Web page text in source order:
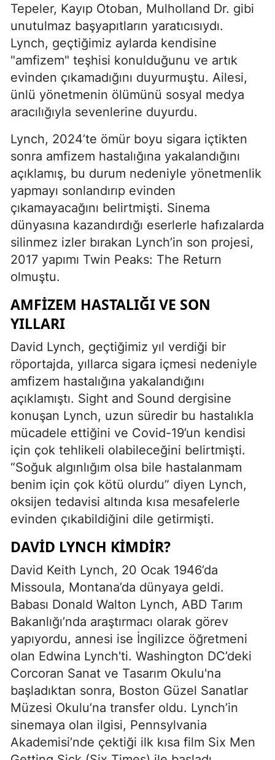
Tepeler, Kayıp Otoban, Mulholland Dr. gibi
unutulmaz başyapıtların yaratıcısıydı.
Lynch, geçtiğimiz aylarda kendisine
"amfizem" teşhisi konulduğunu ve artık
evinden çıkamadığını duyurmuştu. Ailesi,
ünlü yönetmenin ölümünü sosyal medya
aracılığıyla sevenlerine duyurdu.
Lynch, 2024’te ömür boyu sigara içtikten
sonra amfizem hastalığına yakalandığını
açıklamış, bu durum nedeniyle yönetmenlik
yapmayı sonlandırıp evinden
çıkamayacağını belirtmişti. Sinema
dünyasına kazandırdığı eserlerle hafızalarda
silinmez izler bırakan Lynch’in son projesi,
2017 yapımı Twin Peaks: The Return
olmuştu.
AMFIZEM HASTALIĞI VE SON
YILLARI
David Lynch, geçtiğimiz yıl verdiği bir
röportajda, yıllarca sigara içmesi nedeniyle
amfizem hastalığına yakalandığını
açıklamıştı. Sight and Sound dergisine
konuşan Lynch, uzun süredir bu hastalıkla
mücadele ettiğini ve Covid-19’un kendisi
için çok tehlikeli olabileceğini belirtmişti.
“Soğuk algınlığım olsa bile hastalanmam
benim için çok kötü olurdu” diyen Lynch,
oksijen tedavisi altında kısa mesafelerle
evinden çıkabildiğini dile getirmişti.
DAVID LYNCH KIMDIR?
David Keith Lynch, 20 Ocak 1946’da
Missoula, Montana’da dünyaya geldi.
Babası Donald Walton Lynch, ABD Tarım
Bakanlığı’nda araştırmacı olarak görev
yapıyordu, annesi ise İngilizce öğretmeni
olan Edwina Lynch'ti. Washington DC’deki
Corcoran Sanat ve Tasarım Okulu'na
başladıktan sonra, Boston Güzel Sanatlar
Müzesi Okulu’na transfer oldu. Lynch’in
sinemaya olan ilgisi, Pennsylvania
Akademisi’nde çektiği ilk kısa film Six Men